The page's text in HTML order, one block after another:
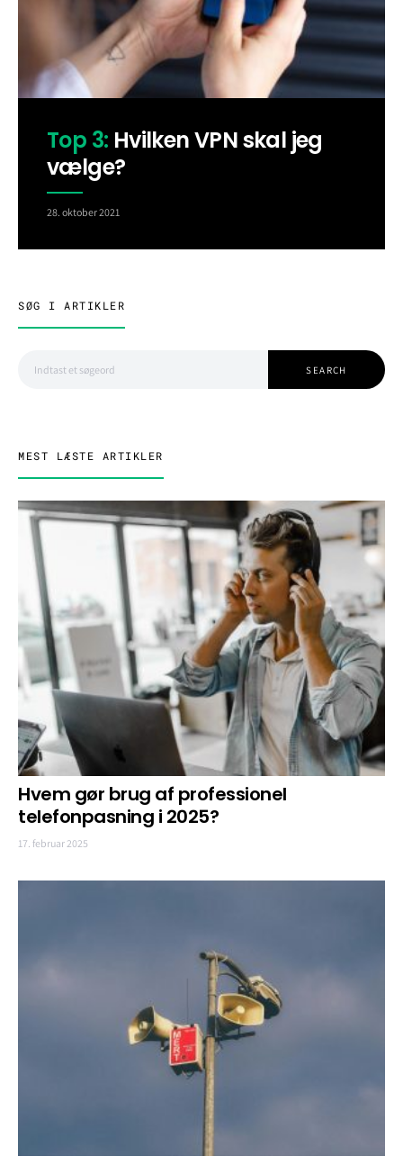
Top 3: Hvilken VPN skal jeg
vælge?
28. oktober 2021
SØG I ARTIKLER
SEARCH
MEST LÆSTE ARTIKLER
Hvem gør brug af professionel
telefonpasning i 2025?
17. februar 2025